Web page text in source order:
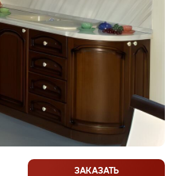
ЗАКАЗАТЬ